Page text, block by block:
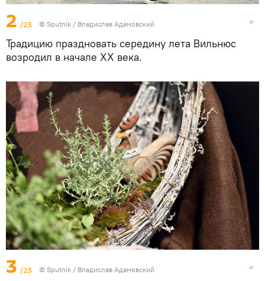
2 /23 © Sputnik / Владислав Адамовский
Традицию праздновать середину лета Вильнюс
возродил в начале XX века.
3 /23 © Sputnik / Владислав Адамовский